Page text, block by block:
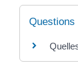
Questions